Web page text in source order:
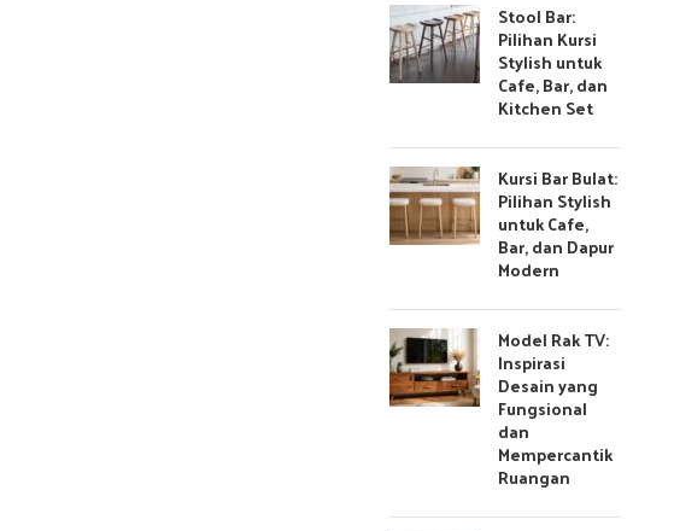
Stool Bar:
Pilihan Kursi
Stylish untuk
Cafe, Bar, dan
Kitchen Set
Kursi Bar Bulat:
Pilihan Stylish
untuk Cafe,
Bar, dan Dapur
Modern
Model Rak TV:
Inspirasi
Desain yang
Fungsional
dan
Mempercantik
Ruangan